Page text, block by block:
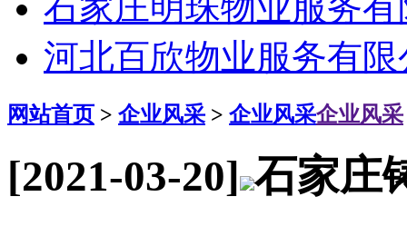
河北百欣物业服务有限
网站首页 > 企业风采 > 企业风采企业风采
[2021-03-20] 石家庄